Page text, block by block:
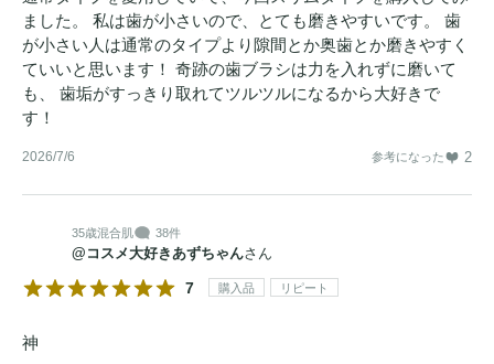
ました。 私は歯が小さいので、とても磨きやすいです。 歯
が小さい人は通常のタイプより隙間とか奥歯とか磨きやすく
ていいと思います！ 奇跡の歯ブラシは力を入れずに磨いて
も、 歯垢がすっきり取れてツルツルになるから大好きで
す！
2026/7/6 参考になった 2
35歳混合肌 38件
@コスメ大好きあずちゃんさん
7 購入品 リピート
神